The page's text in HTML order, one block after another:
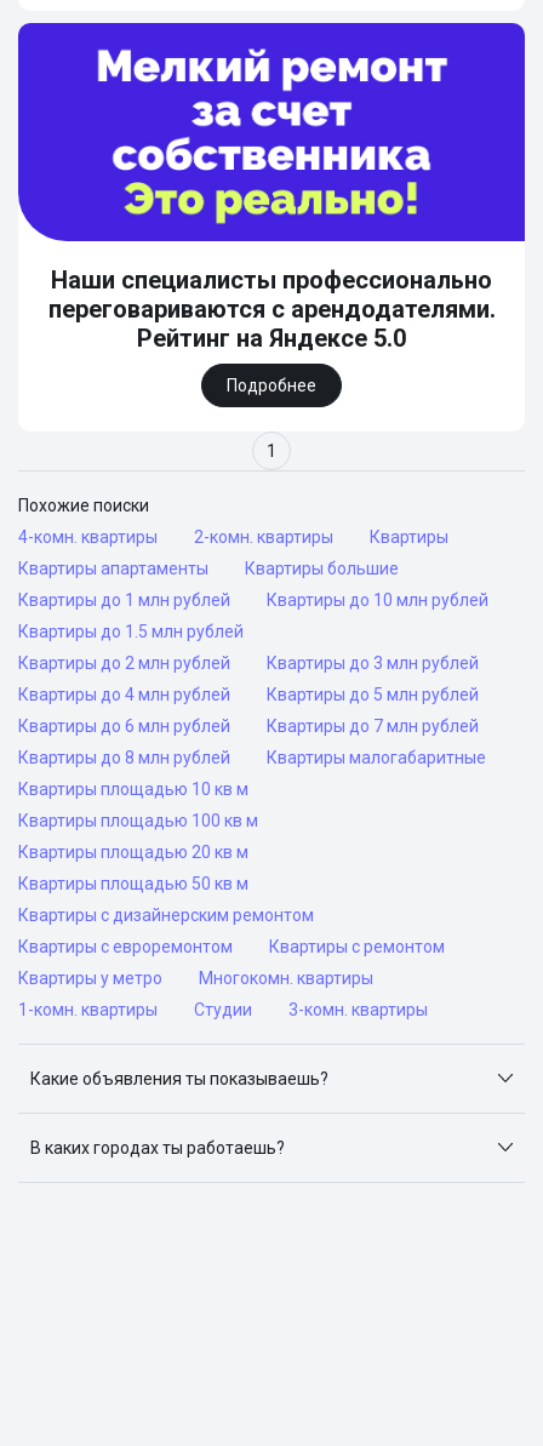
Наши специалисты профессионально
переговариваются с арендодателями.
Рейтинг на Яндексе 5.0
Подробнее
1
Похожие поиски
4-комн. квартиры
2-комн. квартиры
Квартиры
Квартиры апартаменты
Квартиры большие
Квартиры до 1 млн рублей
Квартиры до 10 млн рублей
Квартиры до 1.5 млн рублей
Квартиры до 2 млн рублей
Квартиры до 3 млн рублей
Квартиры до 4 млн рублей
Квартиры до 5 млн рублей
Квартиры до 6 млн рублей
Квартиры до 7 млн рублей
Квартиры до 8 млн рублей
Квартиры малогабаритные
Квартиры площадью 10 кв м
Квартиры площадью 100 кв м
Квартиры площадью 20 кв м
Квартиры площадью 50 кв м
Квартиры с дизайнерским ремонтом
Квартиры с евроремонтом
Квартиры с ремонтом
Квартиры у метро
Многокомн. квартиры
1-комн. квартиры
Студии 3-комн. квартиры
Какие объявления ты показываешь?
объявлений: ЦИАН, Домклик, Яндекс.Недвижимость,
Авито, Самолет.Плюс.
В каких городах ты работаешь?